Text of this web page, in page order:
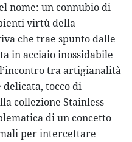
nome: un connubio di
virtù della
che trae spunto dalle
in acciaio inossidabile
tra artigianalità
delicata, tocco di
collezione Stainless
di un concetto
per intercettare